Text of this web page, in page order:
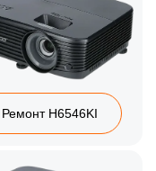
Ремонт H6546KI